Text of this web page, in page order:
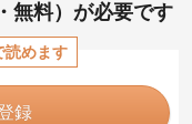
無料）が必要です
読めます
録